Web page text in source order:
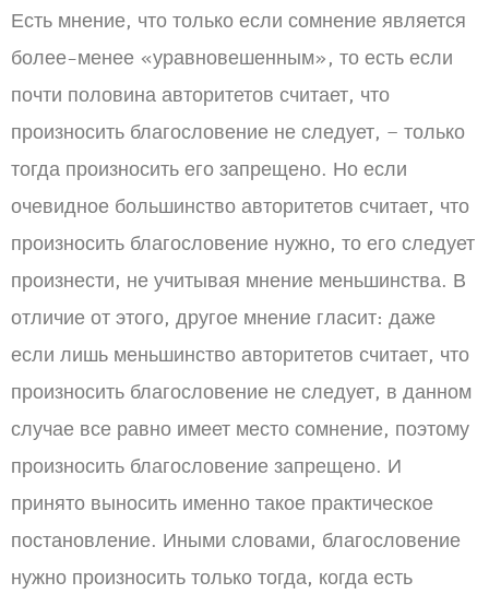
Есть мнение, что только если сомнение является
более-менее «уравновешенным», то есть если
почти половина авторитетов считает, что
произносить благословение не следует, – только
тогда произносить его запрещено. Но если
очевидное большинство авторитетов считает, что
произносить благословение нужно, то его следует
произнести, не учитывая мнение меньшинства. В
отличие от этого, другое мнение гласит: даже
если лишь меньшинство авторитетов считает, что
произносить благословение не следует, в данном
случае все равно имеет место сомнение, поэтому
произносить благословение запрещено. И
принято выносить именно такое практическое
постановление. Иными словами, благословение
нужно произносить только тогда, когда есть